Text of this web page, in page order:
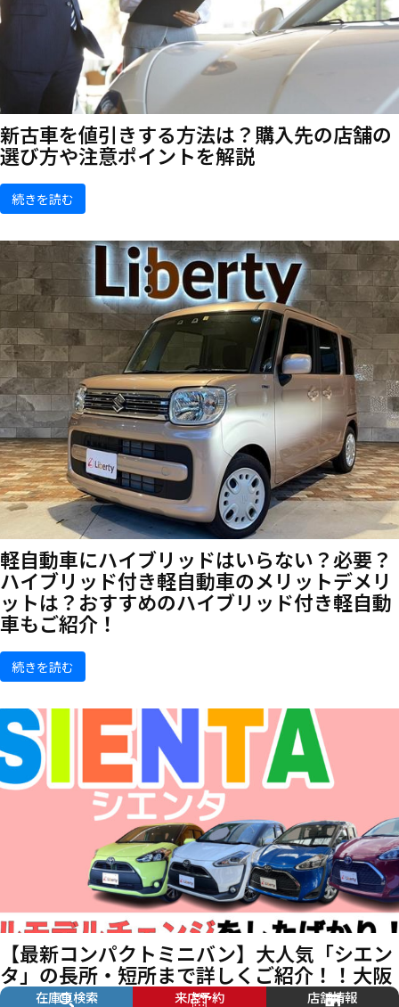
新古車を値引きする方法は？購入先の店舗の
選び方や注意ポイントを解説
続きを読む
軽自動車にハイブリッドはいらない？必要？
ハイブリッド付き軽自動車のメリットデメリ
ットは？おすすめのハイブリッド付き軽自動
車もご紹介！
続きを読む
【最新コンパクトミニバン】大人気「シエン
タ」の長所・短所まで詳しくご紹介！！大阪
府でトヨタ「シエンタ」を買うならリバティ
在庫車検索 来店予約 店舗情報